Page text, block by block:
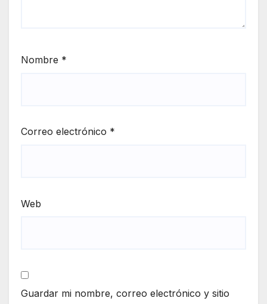
Nombre *
Correo electrónico *
Web
Guardar mi nombre, correo electrónico y sitio